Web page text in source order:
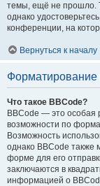
темы, ещё не прошло.
однако
конференции, на
Вернуться к началу
Что такое BBCode?
BBCode — это особая
возможности по
Возможность
однако BBCode также
форме для его
заключаются в
информацией о